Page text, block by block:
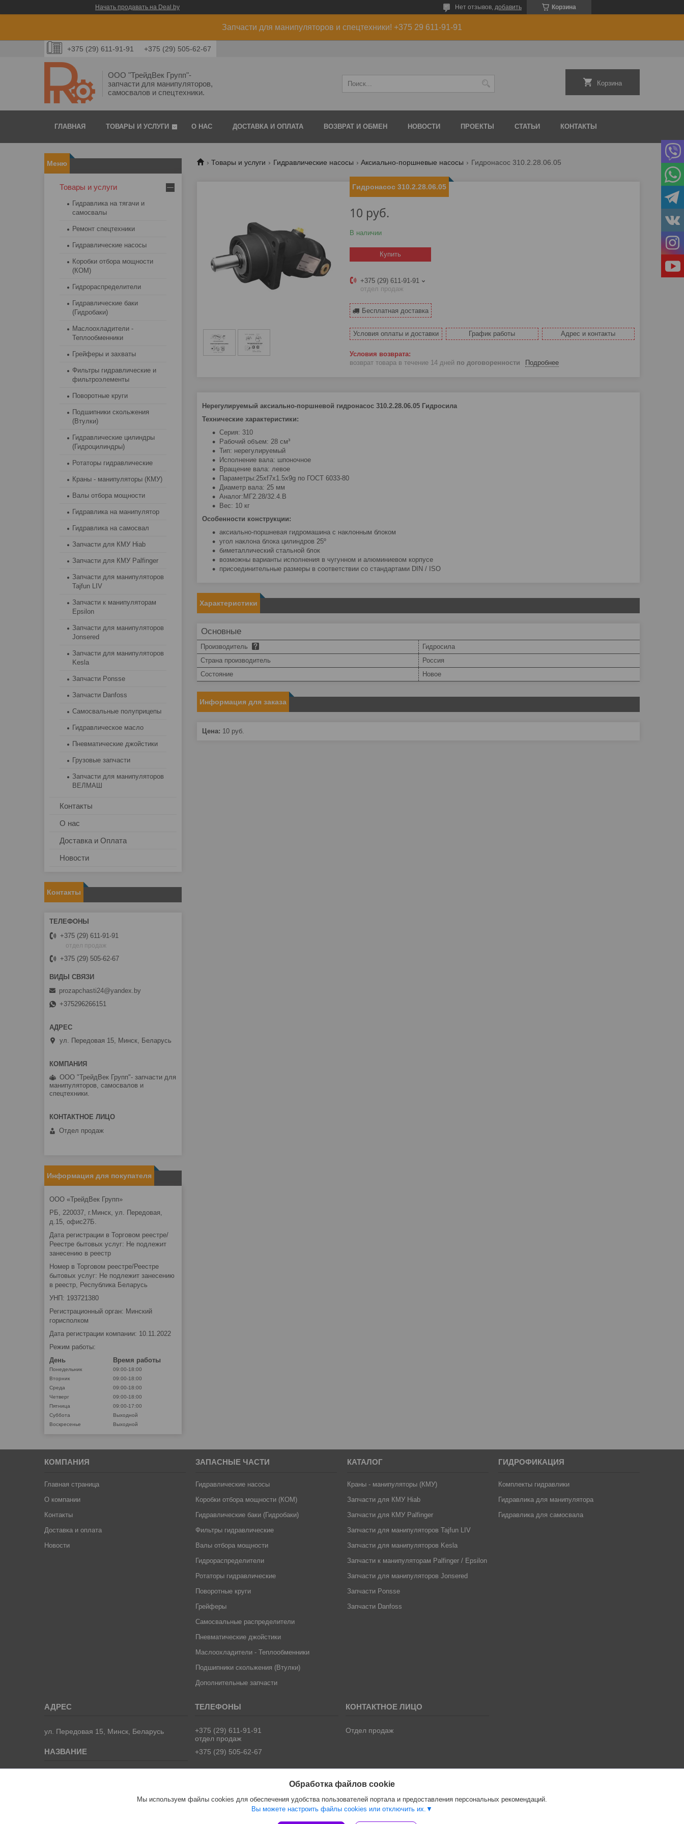
Начать продавать на Deal.by Корзина
Нет отзывов, добавить
Запчасти для манипуляторов и спецтехники! +375 29 611-91-91
+375 (29) 611-91-91 +375 (29) 505-62-67
ООО "ТрейдВек Групп"-
запчасти для манипуляторов,
самосвалов и спецтехники.
Корзина
ГЛАВНАЯ ТОВАРЫ И УСЛУГИ О НАС ДОСТАВКА И ОПЛАТА ВОЗВРАТ И ОБМЕН НОВОСТИ ПРОЕКТЫ СТАТЬИ КОНТАКТЫ
Товары и услуги Гидравлические насосы Аксиально-поршневые насосы Гидронасос 310.2.28.06.05
Гидронасос 310.2.28.06.05
10 руб.
В наличии
Купить
+375 (29) 611-91-91
отдел продаж
Бесплатная доставка
Условия оплаты и доставки График работы Адрес и контакты
возврат товара в течение 14 дней по договоренности Подробнее
Нерегулируемый аксиально-поршневой гидронасос 310.2.28.06.05 Гидросила
Технические характеристики:
Серия: 310
Рабочий объем: 28 см³
Тип: нерегулируемый
Исполнение вала: шпоночное
Вращение вала: левое
Параметры:25хf7x1.5x9g по ГОСТ 6033-80
Диаметр вала: 25 мм
Аналог:МГ2.28/32.4.В
Вес: 10 кг
Особенности конструкции:
аксиально-поршневая гидромашина с наклонным блоком
угол наклона блока цилиндров 25º
биметаллический стальной блок
возможны варианты исполнения в чугунном и алюминиевом корпусе
присоединительные размеры в соответствии со стандартами DIN / ISO
Характеристики
Основные
Производитель
Гидросила
Страна производитель
Россия
Состояние
Новое
Информация для заказа
Цена: 10 руб.
Товары и услуги
Гидравлика на тягачи и
самосвалы
Ремонт спецтехники
Гидравлические насосы
Коробки отбора мощности
(КОМ)
Гидрораспределители
Гидравлические баки
(Гидробаки)
Маслоохладители -
Теплообменники
Грейферы и захваты
Фильтры гидравлические и
фильтроэлементы
Поворотные круги
Подшипники скольжения
(Втулки)
Гидравлические цилиндры
(Гидроцилиндры)
Ротаторы гидравлические
Краны - манипуляторы (КМУ)
Валы отбора мощности
Гидравлика на манипулятор
Гидравлика на самосвал
Запчасти для КМУ Hiab
Запчасти для КМУ Palfinger
Запчасти для манипуляторов
Tajfun LIV
Запчасти к манипуляторам
Epsilon
Запчасти для манипуляторов
Jonsered
Запчасти для манипуляторов
Kesla
Запчасти Ponsse
Запчасти Danfoss
Самосвальные полуприцепы
Гидравлическое масло
Пневматические джойстики
Грузовые запчасти
Запчасти для манипуляторов
ВЕЛМАШ
Контакты
О нас
Доставка и Оплата
Новости
Контакты
+375 (29) 611-91-91
отдел продаж
+375 (29) 505-62-67
prozapchasti24@yandex.by
+375296266151
ул. Передовая 15, Минск, Беларусь
ООО "ТрейдВек Групп"- запчасти для
манипуляторов, самосвалов и
спецтехники.
Отдел продаж
Информация для покупателя
ООО «ТрейдВек Групп»
РБ, 220037, г.Минск, ул. Передовая,
д.15, офис27Б.
Дата регистрации в Торговом реестре/
Реестре бытовых услуг: Не подлежит
занесению в реестр
Номер в Торговом реестре/Реестре
бытовых услуг: Не подлежит занесению
в реестр, Республика Беларусь
УНП: 193721380
Регистрационный орган: Минский
горисполком
Дата регистрации компании: 10.11.2022
Режим работы:
День
Время работы
Понедельник
09:00-18:00
Вторник
09:00-18:00
Среда
09:00-18:00
Четверг
09:00-18:00
Пятница
09:00-17:00
Суббота
Выходной
Воскресенье
Выходной
КОМПАНИЯ
Главная страница
О компании
Контакты
Доставка и оплата
Новости
ЗАПАСНЫЕ ЧАСТИ
Гидравлические насосы
Коробки отбора мощности (КОМ)
Гидравлические баки (Гидробаки)
Фильтры гидравлические
Валы отбора мощности
Гидрораспределители
Ротаторы гидравлические
Поворотные круги
Грейферы
Самосвальные распределители
Пневматические джойстики
Маслоохладители - Теплообменники
Подшипники скольжения (Втулки)
Дополнительные запчасти
КАТАЛОГ
Краны - манипуляторы (КМУ)
Запчасти для КМУ Hiab
Запчасти для КМУ Palfinger
Запчасти для манипуляторов Tajfun LIV
Запчасти для манипуляторов Kesla
Запчасти к манипуляторам Palfinger / Epsilon
Запчасти для манипуляторов Jonsered
Запчасти Ponsse
Запчасти Danfoss
ГИДРОФИКАЦИЯ
Комплекты гидравлики
Гидравлика для манипулятора
Гидравлика для самосвала
ул. Передовая 15, Минск, Беларусь
+375 (29) 611-91-91
отдел продаж
+375 (29) 505-62-67
Отдел продаж
Обработка файлов cookie
Мы используем файлы cookies для обеспечения удобства пользователей портала и предоставления персональных рекомендаций.
Вы можете настроить файлы cookies или отключить их.